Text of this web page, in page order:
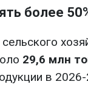
более
29,6 млн
в